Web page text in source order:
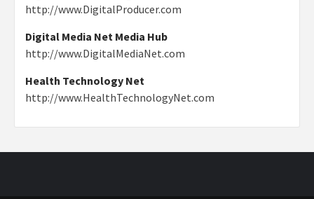
http://www.DigitalProducer.com
Digital Media Net Media Hub
http://www.DigitalMediaNet.com
Health Technology Net
http://www.HealthTechnologyNet.com